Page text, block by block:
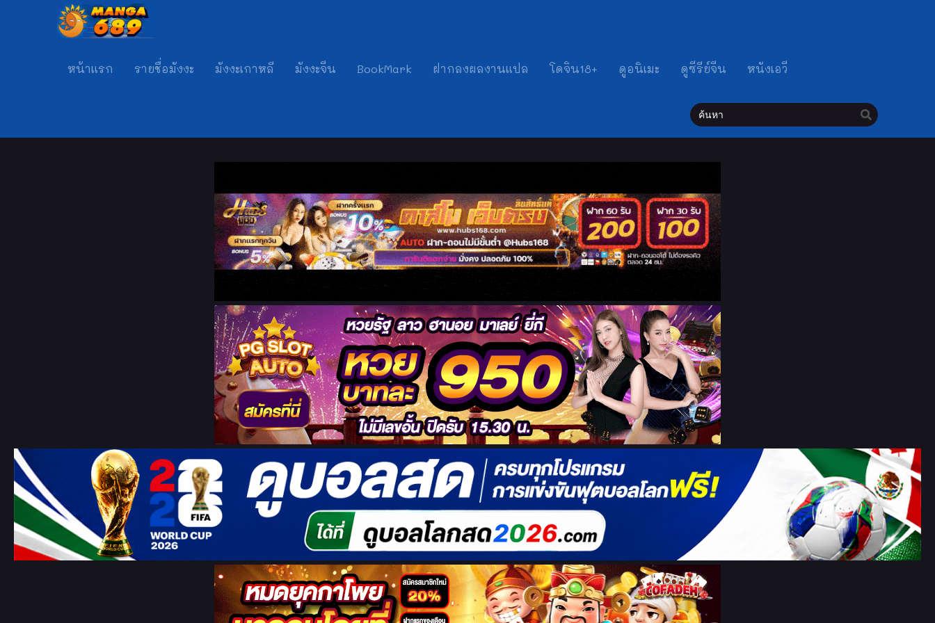
หน้าแรก รายชื่อมังงะ มังงะเกาหลี มังงะจีน BookMark ฝากลงผลงานแปล โดจิน18+ ดูอนิเมะ ดูซีรีย์จีน หนังเอวี